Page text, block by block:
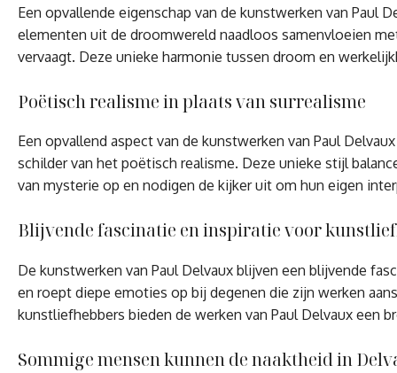
Een opvallende eigenschap van de kunstwerken van Paul
elementen uit de droomwereld naadloos samenvloeien
vervaagt. Deze unieke harmonie tussen droom en
Poëtisch realisme in plaats van surrealisme
Een opvallend aspect van de kunstwerken van Paul
schilder van het poëtisch realisme. Deze unieke stijl
van mysterie op en nodigen de kijker uit om hun eigen
Blijvende fascinatie en inspiratie voor
De kunstwerken van Paul Delvaux blijven een blijvende
en roept diepe emoties op bij degenen die zijn werken
kunstliefhebbers bieden de werken van Paul Delvaux een
Sommige mensen kunnen de naaktheid in